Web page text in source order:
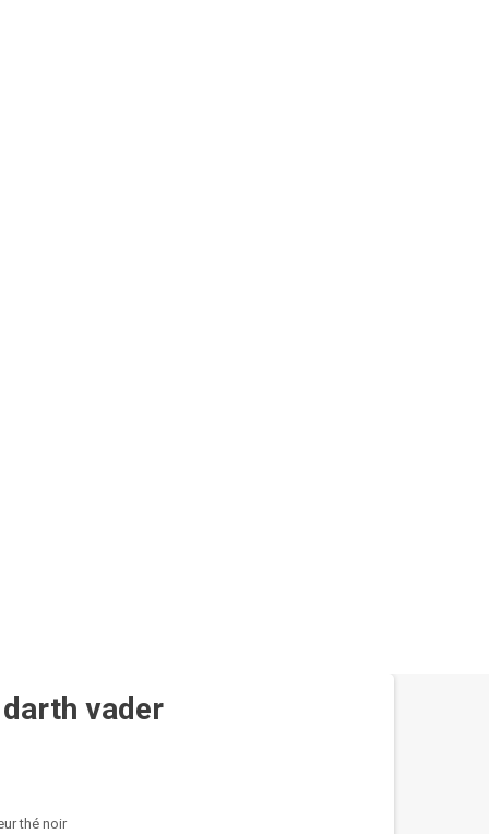
vader
thé noir